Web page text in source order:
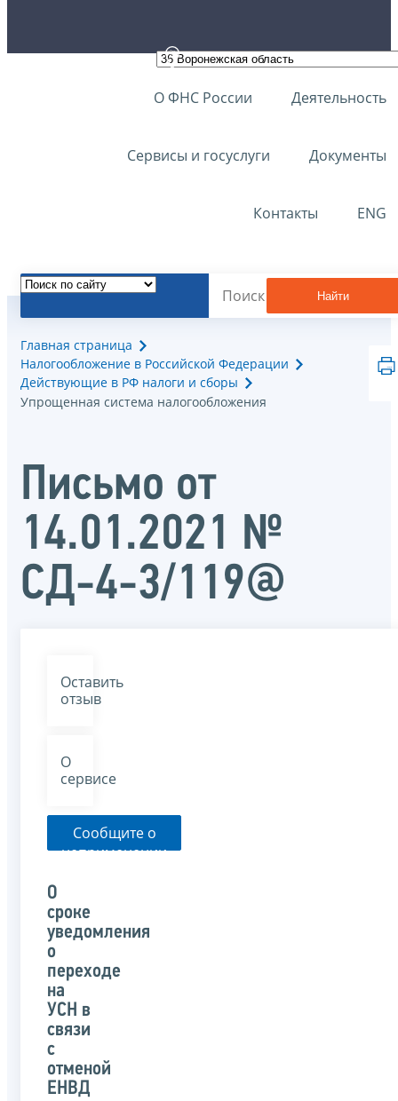
О ФНС России Деятельность
Сервисы и госуслуги Документы
Контакты ENG
Найти
Главная страница
Налогообложение в Российской Федерации
Действующие в РФ налоги и сборы
Упрощенная система налогообложения
Письмо от
14.01.2021 №
СД-4-3/119@
Оставить
отзыв
О
сервисе
Сообщите о
неприменении
указанного
письма
О
сроке
уведомления
о
переходе
на
УСН в
связи
с
отменой
ЕНВД